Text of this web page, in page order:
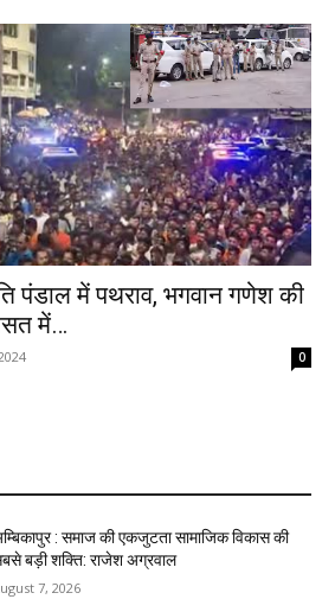
पंडाल में पथराव, भगवान गणेश की
में…
0
: समाज की एकजुटता सामाजिक विकास की
बड़ी शक्ति: राजेश अग्रवाल
7, 2026